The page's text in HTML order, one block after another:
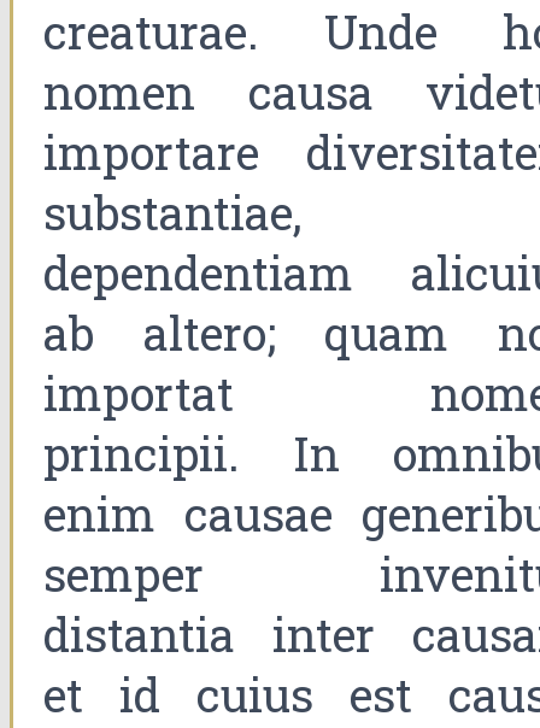
creaturae. Unde
nomen causa
importare
substantiae,
dependentiam
ab altero; quam
importat
principii. In
enim causae
semper
distantia inter
et id cuius est